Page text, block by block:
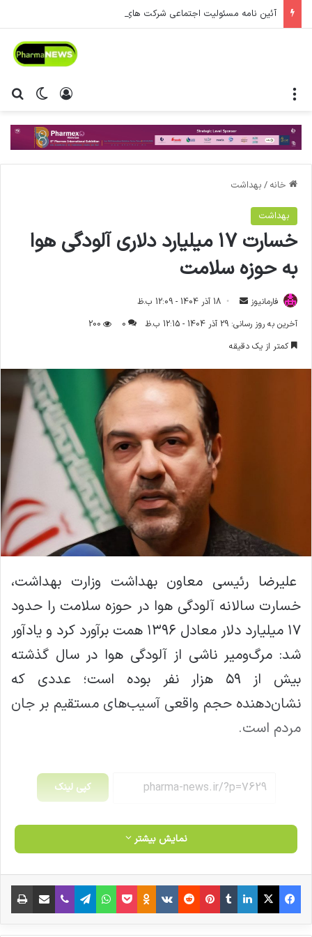
تغییر ورود
خانه / بهداشت
بهداشت
خسارت ۱۷ میلیارد دلاری آلودگی هوا
به حوزه سلامت
فارمانیوز
ا
ل
18 آذر 1404 - 12:09 ب.ظ
آخرین به روز رسانی: 29 آذر 1404 - 12:15 ب.ظ
0
200
کمتر از یک دقیقه
علیرضا رئیسی معاون بهداشت وزارت بهداشت،
خسارت سالانه آلودگی هوا در حوزه سلامت را حدود
۱۷ میلیارد دلار معادل ۱۳۹۶ همت برآورد کرد و یادآور
شد: مرگ‌ومیر ناشی از آلودگی هوا در سال گذشته
بیش از ۵۹ هزار نفر بوده است؛ عددی که
نشان‌دهنده حجم واقعی آسیب‌های مستقیم بر جان
مردم است.
کپی لینک
نمایش بیشتر
فیس بوک X لینکدین ‫تامبلر ‫پین‌ترست ‫رددیت ‫VKontakte
‫Odnoklassniki پاکت واتس آپ تلگرام وایبر اشتراک گذاری از طریق ایمیل